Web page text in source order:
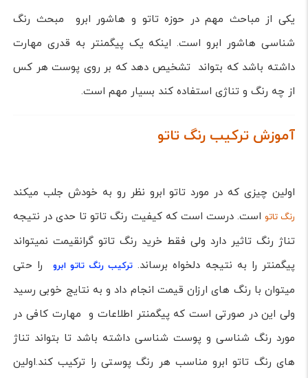
یکی از مباحث مهم در حوزه تاتو و هاشور ابرو مبحث رنگ
شناسی هاشور ابرو است. اینکه یک پیگمنتر به قدری مهارت
داشته باشد که بتواند تشخیص دهد که بر روی پوست هر کس
از چه رنگ و تناژی استفاده کند بسیار مهم است.
آموزش ترکیب رنگ تاتو
اولین چیزی که در مورد تاتو ابرو نظر رو به خودش جلب میکند
رنگ تاتو است. درست است که کیفیت رنگ تاتو تا حدی در نتیجه
تناژ رنگ تاثیر دارد ولی فقط خرید رنگ تاتو گرانقیمت نمیتواند
پیگمنتر را به نتیجه دلخواه برساند. ترکیب رنگ تاتو ابرو
را حتی
میتوان با رنگ های ارزان قیمت انجام داد و به نتایج خوبی رسید
ولی این در صورتی است که پیگمنتر اطلاعات و مهارت کافی در
مورد رنگ شناسی و پوست شناسی داشته باشد تا بتواند تناژ
های رنگ تاتو ابرو مناسب هر رنگ پوستی را ترکیب کند.اولین